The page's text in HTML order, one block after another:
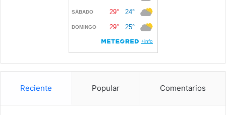
Reciente Popular Comentarios